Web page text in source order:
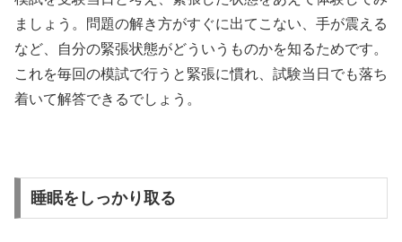
ましょう。問題の解き方がすぐに出てこない、手が震える
など、自分の緊張状態がどういうものかを知るためです。
これを毎回の模試で行うと緊張に慣れ、試験当日でも落ち
着いて解答できるでしょう。
睡眠をしっかり取る